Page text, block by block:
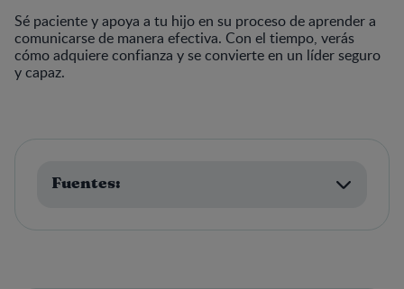
Sé paciente y apoya a tu hijo en su proceso de aprender a
comunicarse de manera efectiva. Con el tiempo, verás
cómo adquiere confianza y se convierte en un líder seguro
y capaz.
Fuentes: